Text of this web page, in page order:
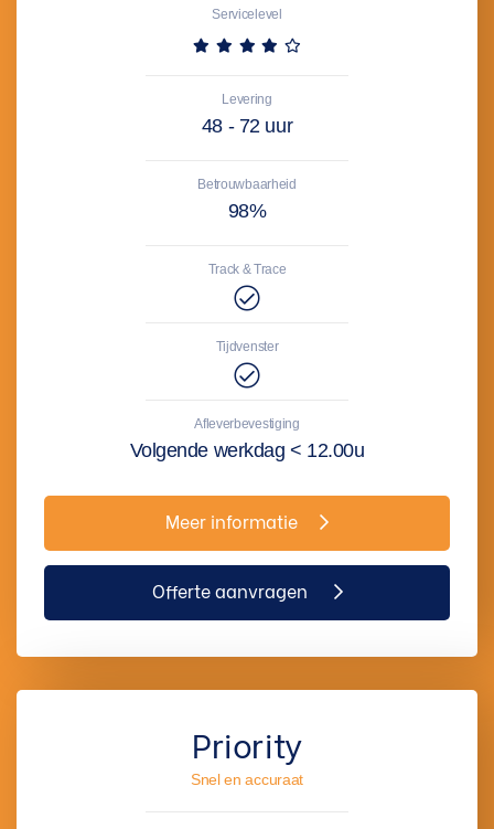
Servicelevel
Levering
48 - 72 uur
Betrouwbaarheid
98%
Track & Trace
Tijdvenster
Afleverbevestiging
Volgende werkdag < 12.00u
Meer informatie
Offerte aanvragen
Priority
Snel en accuraat